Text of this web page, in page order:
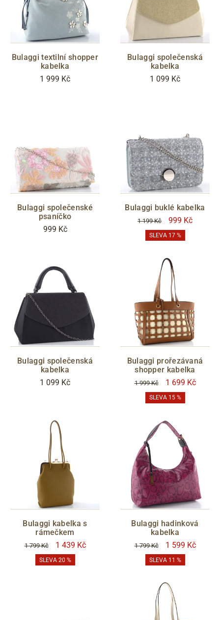
Filtrovat
Bulaggi textilní shopper
kabelka
1 999 Kč
Bulaggi společenská
kabelka
1 099 Kč
Bulaggi společenské
psaníčko
999 Kč
Bulaggi buklé kabelka
1 199 Kč 999 Kč
SLEVA 17 %
Bulaggi společenská
kabelka
1 099 Kč
Bulaggi prořezávaná
shopper kabelka
1 999 Kč 1 699 Kč
SLEVA 15 %
Bulaggi kabelka s
rámečkem
1 799 Kč 1 439 Kč
SLEVA 20 %
Bulaggi hadinková
kabelka
1 799 Kč 1 599 Kč
SLEVA 11 %